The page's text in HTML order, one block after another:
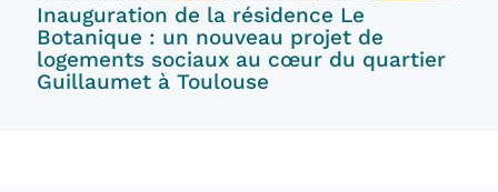
Inauguration de la résidence Le
Botanique : un nouveau projet de
logements sociaux au cœur du quartier
Guillaumet à Toulouse